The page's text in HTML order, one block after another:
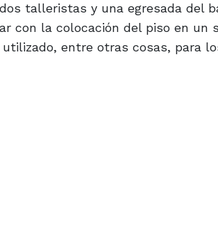
dos talleristas y una egresada
con la colocación del piso en
entre otras cosas, para